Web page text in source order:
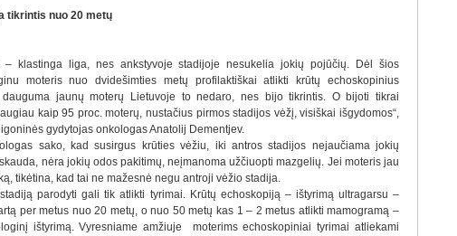
tikrintis nuo 20 metų
– klastinga liga, nes ankstyvoje stadijoje nesukelia jokių pojūčių. Dėl šios
moteris nuo dvidešimties metų profilaktiškai atlikti krūtų echoskopinius
dauguma jaunų moterų Lietuvoje to nedaro, nes bijo tikrintis. O bijoti tikrai
kaip 95 proc. moterų, nustačius pirmos stadijos vėžį, visiškai išgydomos“,
gydytojas onkologas Anatolij Dementjev.
sako, kad susirgus krūties vėžiu, iki antros stadijos nejaučiama jokių
nėra jokių odos pakitimų, neįmanoma užčiuopti mazgelių. Jei moteris jau
tikėtina, kad tai ne mažesnė negu antroji vėžio stadija.
parodyti gali tik atlikti tyrimai. Krūtų echoskopiją – ištyrimą ultragarsu –
per metus nuo 20 metų, o nuo 50 metų kas 1 – 2 metus atlikti mamogramą –
ištyrimą. Vyresniame amžiuje moterims echoskopiniai tyrimai atliekami